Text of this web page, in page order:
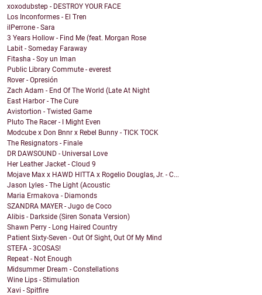
xoxodubstep - DESTROY YOUR FACE
Los Inconformes - El Tren
ilPerrone - Sara
3 Years Hollow - Find Me (feat. Morgan Rose
Labit - Someday Faraway
Fitasha - Soy un Iman
Public Library Commute - everest
Rover - Opresión
Zach Adam - End Of The World (Late At Night
East Harbor - The Cure
Avistortion - Twisted Game
Pluto The Racer - I Might Even
Modcube x Don Bnnr x Rebel Bunny - TICK TOCK
The Resignators - Finale
DR DAWSOUND - Universal Love
Her Leather Jacket - Cloud 9
Mojave Max x HAWD HITTA x Rogelio Douglas, Jr. - C...
Jason Lyles - The Light (Acoustic
Maria Ermakova - Diamonds
SZANDRA MAYER - Jugo de Coco
Alibis - Darkside (Siren Sonata Version)
Shawn Perry - Long Haired Country
Patient Sixty-Seven - Out Of Sight, Out Of My Mind
STEFA - 3COSAS!
Repeat - Not Enough
Midsummer Dream - Constellations
Wine Lips - Stimulation
Xavi - Spitfire